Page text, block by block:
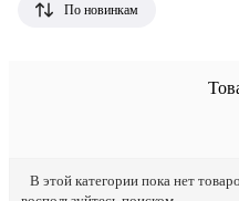
По новинкам
В этой категории пока нет